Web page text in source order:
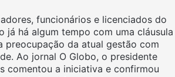
funcionários e licenciados do
já há algum tempo com uma cláusula
preocupação da atual gestão com
Ao jornal O Globo, o presidente
comentou a iniciativa e confirmou